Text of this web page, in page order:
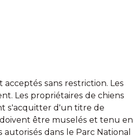
sans restriction. Les
Les propriétaires de chiens
s'acquitter d'un titre de
être muselés et tenu en
dans le Parc National